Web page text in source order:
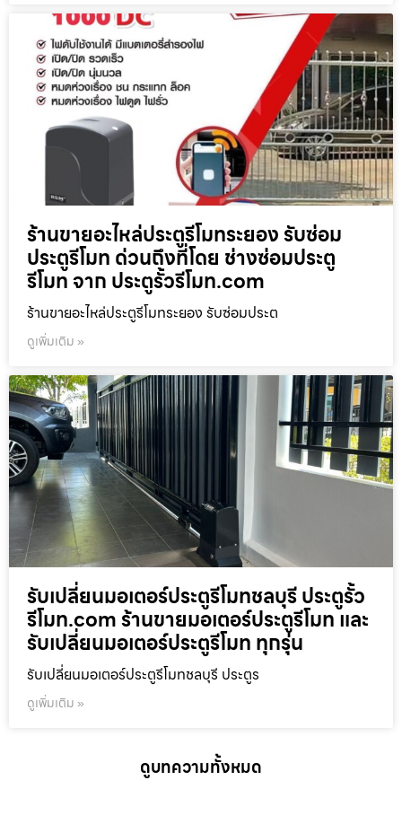
ร้านขายอะไหล่ประตูรีโมทระยอง รับซ่อม
ประตูรีโมท ด่วนถึงที่โดย ช่างซ่อมประตู
รีโมท จาก ประตูรั้วรีโมท.com
ร้านขายอะไหล่ประตูรีโมทระยอง รับซ่อมประต
ดูเพิ่มเติม »
รับเปลี่ยนมอเตอร์ประตูรีโมทชลบุรี ประตูรั้ว
รีโมท.com ร้านขายมอเตอร์ประตูรีโมท และ
รับเปลี่ยนมอเตอร์ประตูรีโมท ทุกรุ่น
รับเปลี่ยนมอเตอร์ประตูรีโมทชลบุรี ประตูร
ดูเพิ่มเติม »
ดูบทความทั้งหมด